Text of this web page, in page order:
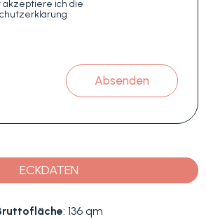
akzeptiere ich die
Absenden
ECKDATEN
: 136 qm